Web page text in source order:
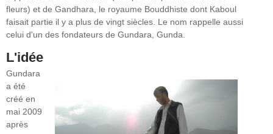
fleurs) et de Gandhara, le royaume Bouddhiste dont Kaboul
faisait partie il y a plus de vingt siècles. Le nom rappelle aussi
celui d'un des fondateurs de Gundara, Gunda.
L'idée
Gundara
a été
créé en
mai 2009
après